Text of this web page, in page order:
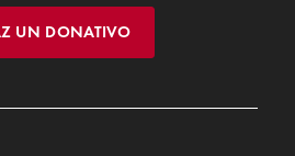
UN DONATIVO